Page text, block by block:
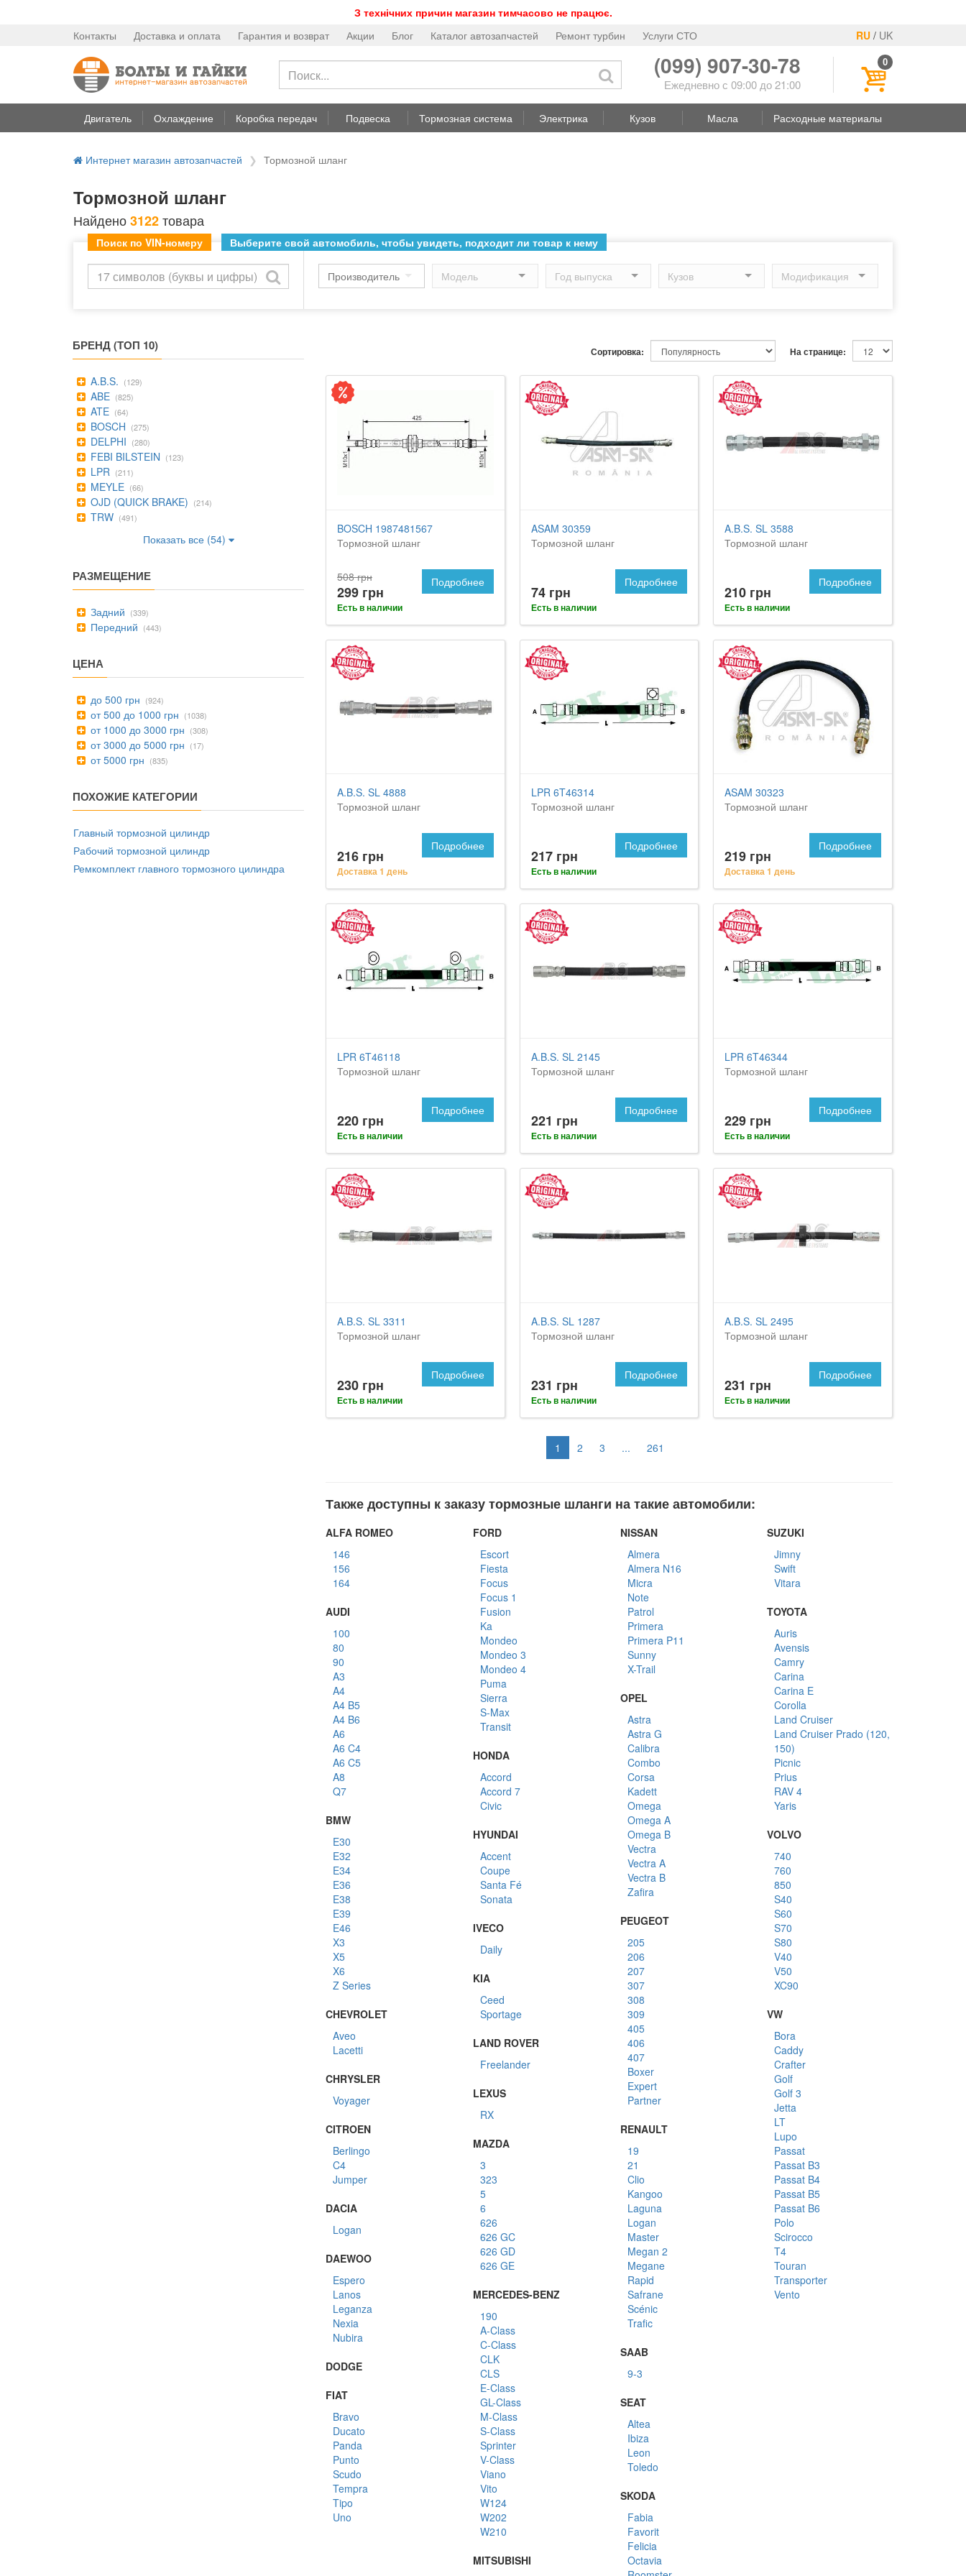
З технічних причин магазин тимчасово не працює.
RU / UK
Контакты Доставка и оплата Гарантия и возврат Акции Блог Каталог автозапчастей Ремонт турбин Услуги СТО
(099) 907-30-78
Ежедневно с 09:00 до 21:00
0
Двигатель Охлаждение Коробка передач Подвеска Тормозная система Электрика Кузов Масла Расходные материалы
Интернет магазин автозапчастей Тормозной шланг
Тормозной шланг
Найдено3122товара
Поиск по VIN-номеру Выберите свой автомобиль, чтобы увидеть, подходит ли товар к нему
БРЕНД (ТОП 10)
A.B.S. (129)
ABE (825)
ATE (64)
BOSCH (275)
DELPHI (280)
FEBI BILSTEIN (123)
LPR (211)
MEYLE (66)
OJD (QUICK BRAKE) (214)
TRW (491)
Показать все (54)
РАЗМЕЩЕНИЕ
Задний (339)
Передний (443)
ЦЕНА
до 500 грн (924)
от 500 до 1000 грн (1038)
от 1000 до 3000 грн (308)
от 3000 до 5000 грн (17)
от 5000 грн (835)
ПОХОЖИЕ КАТЕГОРИИ
Главный тормозной цилиндр
Рабочий тормозной цилиндр
Ремкомплект главного тормозного цилиндра
На странице:
Сортировка:
BOSCH 1987481567
Тормозной шланг
508 грн
299 грн
Есть в наличии
Подробнее
ASAM 30359
Тормозной шланг
74 грн
Есть в наличии
Подробнее
A.B.S. SL 3588
Тормозной шланг
210 грн
Есть в наличии
Подробнее
A.B.S. SL 4888
Тормозной шланг
216 грн
Доставка 1 день
Подробнее
LPR 6T46314
Тормозной шланг
217 грн
Есть в наличии
Подробнее
ASAM 30323
Тормозной шланг
219 грн
Доставка 1 день
Подробнее
LPR 6T46118
Тормозной шланг
220 грн
Есть в наличии
Подробнее
A.B.S. SL 2145
Тормозной шланг
221 грн
Есть в наличии
Подробнее
LPR 6T46344
Тормозной шланг
229 грн
Есть в наличии
Подробнее
A.B.S. SL 3311
Тормозной шланг
230 грн
Есть в наличии
Подробнее
A.B.S. SL 1287
Тормозной шланг
231 грн
Есть в наличии
Подробнее
A.B.S. SL 2495
Тормозной шланг
231 грн
Есть в наличии
Подробнее
1 2 3 ... 261
Также доступны к заказу тормозные шланги на такие автомобили:
ALFA ROMEO
146
156
164
AUDI
100
80
90
A3
A4
A4 B5
A4 B6
A6
A6 C4
A6 C5
A8
Q7
BMW
E30
E32
E34
E36
E38
E39
E46
X3
X5
X6
Z Series
CHEVROLET
Aveo
Lacetti
CHRYSLER
Voyager
CITROEN
Berlingo
C4
Jumper
DACIA
Logan
DAEWOO
Espero
Lanos
Leganza
Nexia
Nubira
DODGE
FIAT
Bravo
Ducato
Panda
Punto
Scudo
Tempra
Tipo
Uno
FORD
Escort
Fiesta
Focus
Focus 1
Fusion
Ka
Mondeo
Mondeo 3
Mondeo 4
Puma
Sierra
S-Max
Transit
HONDA
Accord
Accord 7
Civic
HYUNDAI
Accent
Coupe
Santa Fé
Sonata
IVECO
Daily
KIA
Ceed
Sportage
LAND ROVER
Freelander
LEXUS
RX
MAZDA
3
323
5
6
626
626 GC
626 GD
626 GE
MERCEDES-BENZ
190
A-Class
C-Class
CLK
CLS
E-Class
GL-Class
M-Class
S-Class
Sprinter
V-Class
Viano
Vito
W124
W202
W210
MITSUBISHI
NISSAN
Almera
Almera N16
Micra
Note
Patrol
Primera
Primera P11
Sunny
X-Trail
OPEL
Astra
Astra G
Calibra
Combo
Corsa
Kadett
Omega
Omega A
Omega B
Vectra
Vectra A
Vectra B
Zafira
PEUGEOT
205
206
207
307
308
309
405
406
407
Boxer
Expert
Partner
RENAULT
19
21
Clio
Kangoo
Laguna
Logan
Master
Megan 2
Megane
Rapid
Safrane
Scénic
Trafic
SAAB
9-3
SEAT
Altea
Ibiza
Leon
Toledo
SKODA
Fabia
Favorit
Felicia
Octavia
SUZUKI
Jimny
Swift
Vitara
TOYOTA
Auris
Avensis
Camry
Carina
Carina E
Corolla
Land Cruiser
Land Cruiser Prado (120,
150)
Picnic
Prius
RAV 4
Yaris
VOLVO
740
760
850
S40
S60
S70
S80
V40
V50
XC90
VW
Bora
Caddy
Crafter
Golf
Golf 3
Jetta
LT
Lupo
Passat
Passat B3
Passat B4
Passat B5
Passat B6
Polo
Scirocco
T4
Touran
Transporter
Vento